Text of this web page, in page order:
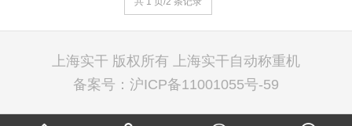
上海实干 版权所有
上海实干自动称重机
备案号： 沪ICP备11001055号-59